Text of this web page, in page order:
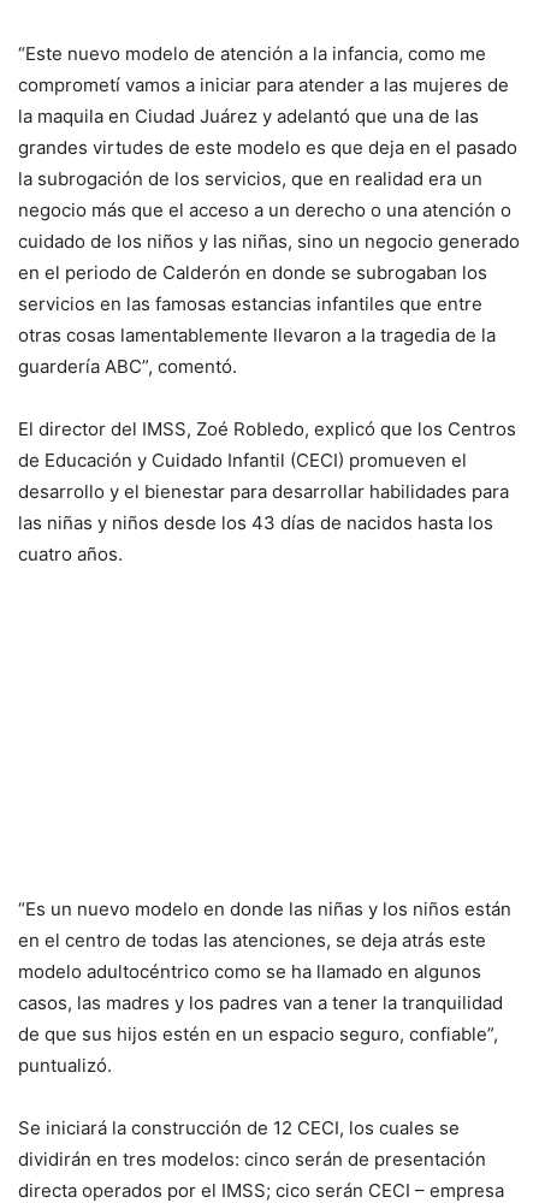
“Este nuevo modelo de atención a la infancia, como me
comprometí vamos a iniciar para atender a las mujeres de
la maquila en Ciudad Juárez y adelantó que una de las
grandes virtudes de este modelo es que deja en el pasado
la subrogación de los servicios, que en realidad era un
negocio más que el acceso a un derecho o una atención o
cuidado de los niños y las niñas, sino un negocio generado
en el periodo de Calderón en donde se subrogaban los
servicios en las famosas estancias infantiles que entre
otras cosas lamentablemente llevaron a la tragedia de la
guardería ABC”, comentó.
El director del IMSS, Zoé Robledo, explicó que los Centros
de Educación y Cuidado Infantil (CECI) promueven el
desarrollo y el bienestar para desarrollar habilidades para
las niñas y niños desde los 43 días de nacidos hasta los
cuatro años.
“Es un nuevo modelo en donde las niñas y los niños están
en el centro de todas las atenciones, se deja atrás este
modelo adultocéntrico como se ha llamado en algunos
casos, las madres y los padres van a tener la tranquilidad
de que sus hijos estén en un espacio seguro, confiable”,
puntualizó.
Se iniciará la construcción de 12 CECI, los cuales se
dividirán en tres modelos: cinco serán de presentación
directa operados por el IMSS; cico serán CECI – empresa